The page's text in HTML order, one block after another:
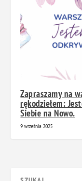
Zapraszamy na
rękodziełem:
Siebie na Nowo.
9 września 2025